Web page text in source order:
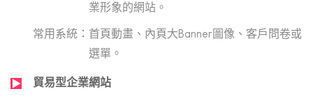
業形象的網站。
首頁動畫、內頁大Banner圖像、客戶問卷或
選單。
貿易型企業網站